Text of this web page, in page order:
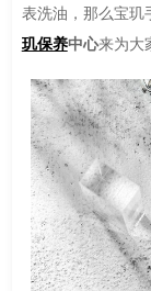
表洗油，那么宝玑
玑保养中心来为大